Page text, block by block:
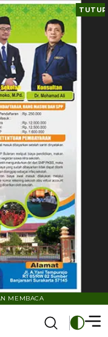
TUTUP
MEMBACA